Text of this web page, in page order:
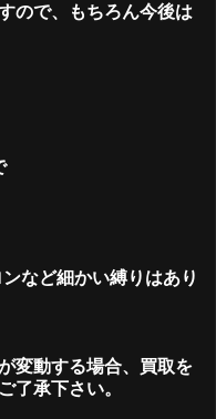
ので、もちろん今後は
など細かい縛りはあり
変動する場合、買取を
了承下さい。